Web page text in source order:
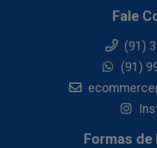
Fale
(91)
(91)
Formas de